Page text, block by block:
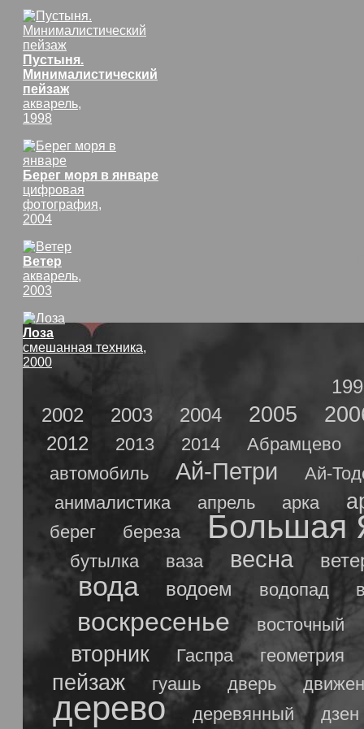
Пустыня.
Минималистический
пейзаж
акварель,
1998
Берег моря в январе
цифровая
фотография,
2004
Ветер
акварель,
2003
Лоза
смешанная техника,
2000
2002
2003 2004 2005
2012 2013 2014
Абрамцево
автомобиль
Ай-Петри
Ай-
анималистика
апрель арка
берег береза Большая
бутылка ваза весна
вода водоем водопад
воскресенье восточный
вторник Гаспра геометрия
пейзаж гуашь дверь
дерево деревянный
дзен